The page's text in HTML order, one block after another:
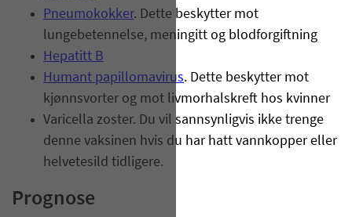
Pneumokokker. Dette beskytter mot
lungebetennelse, meningitt og blodforgiftning
Hepatitt B
Humant papillomavirus. Dette beskytter mot
kjønnsvorter og mot livmorhalskreft hos kvinner
Varicella zoster. Du vil sannsynligvis ikke trenge
denne vaksinen hvis du har hatt vannkopper eller
helvetesild tidligere.
Prognose